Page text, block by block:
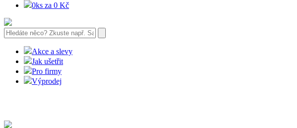
0ks za 0 Kč
Akce a slevy
Jak ušetřit
Pro firmy
Výprodej